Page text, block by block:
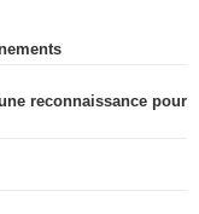
reconnaissance pour